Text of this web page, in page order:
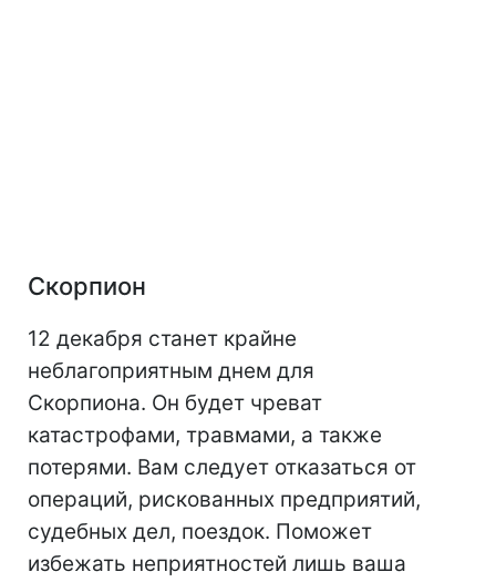
Скорпион
12 декабря станет крайне
неблагоприятным днем для
Скорпиона. Он будет чреват
катастрофами, травмами, а также
потерями. Вам следует отказаться от
операций, рискованных предприятий,
судебных дел, поездок. Поможет
избежать неприятностей лишь ваша